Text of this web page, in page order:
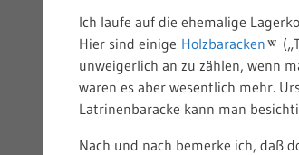
Ich laufe auf die ehemalige
Hier sind einige Holzbaracken
unweigerlich an zu zählen, wenn
waren es aber wesentlich mehr.
Latrinenbaracke kann man
Nach und nach bemerke ich, daß